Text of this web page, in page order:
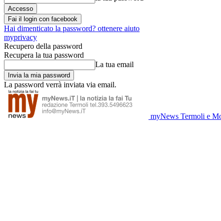
Fai il login con facebook
Hai dimenticato la password? ottenere aiuto
myprivacy
Recupero della password
Recupera la tua password
La tua email
La password verrà inviata via email.
myNews Termoli e